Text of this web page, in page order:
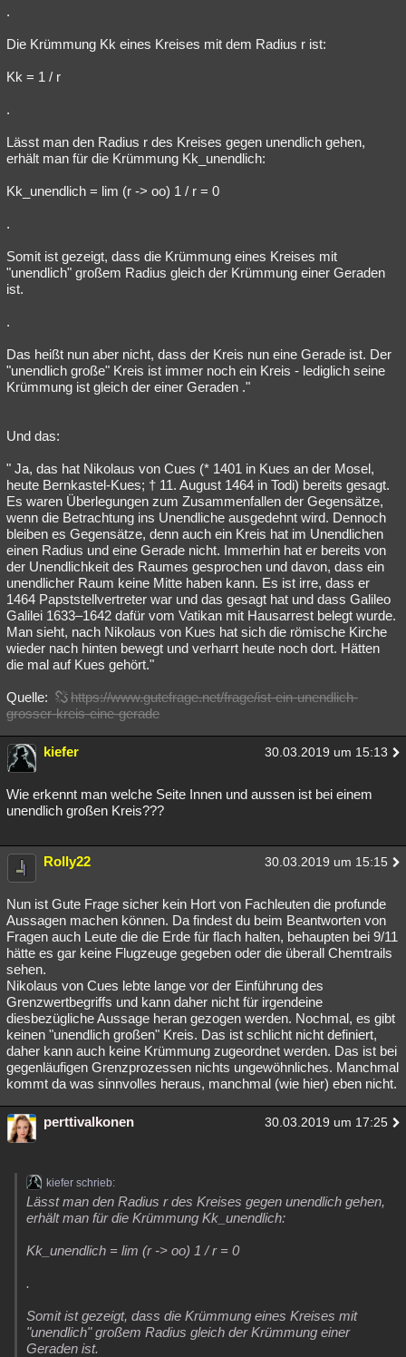
.
Die Krümmung Kk eines Kreises mit dem Radius r ist:
Kk = 1 / r
.
Lässt man den Radius r des Kreises gegen unendlich gehen,
erhält man für die Krümmung Kk_unendlich:
Kk_unendlich = lim (r -> oo) 1 / r = 0
.
Somit ist gezeigt, dass die Krümmung eines Kreises mit
"unendlich" großem Radius gleich der Krümmung einer Geraden
ist.
.
Das heißt nun aber nicht, dass der Kreis nun eine Gerade ist. Der
"unendlich große" Kreis ist immer noch ein Kreis - lediglich seine
Krümmung ist gleich der einer Geraden ."
Und das:
" Ja, das hat Nikolaus von Cues (* 1401 in Kues an der Mosel,
heute Bernkastel-Kues; † 11. August 1464 in Todi) bereits gesagt.
Es waren Überlegungen zum Zusammenfallen der Gegensätze,
wenn die Betrachtung ins Unendliche ausgedehnt wird. Dennoch
bleiben es Gegensätze, denn auch ein Kreis hat im Unendlichen
einen Radius und eine Gerade nicht. Immerhin hat er bereits von
der Unendlichkeit des Raumes gesprochen und davon, dass ein
unendlicher Raum keine Mitte haben kann. Es ist irre, dass er
1464 Papststellvertreter war und das gesagt hat und dass Galileo
Galilei 1633–1642 dafür vom Vatikan mit Hausarrest belegt wurde.
Man sieht, nach Nikolaus von Kues hat sich die römische Kirche
wieder nach hinten bewegt und verharrt heute noch dort. Hätten
die mal auf Kues gehört."
Quelle:
https://www.gutefrage.net/frage/ist-ein-unendlich-
grosser-kreis-eine-gerade
kiefer 30.03.2019 um 15:13
Wie erkennt man welche Seite Innen und aussen ist bei einem
unendlich großen Kreis???
Rolly22 30.03.2019 um 15:15
Nun ist Gute Frage sicher kein Hort von Fachleuten die profunde
Aussagen machen können. Da findest du beim Beantworten von
Fragen auch Leute die die Erde für flach halten, behaupten bei 9/11
hätte es gar keine Flugzeuge gegeben oder die überall Chemtrails
sehen.
Nikolaus von Cues lebte lange vor der Einführung des
Grenzwertbegriffs und kann daher nicht für irgendeine
diesbezügliche Aussage heran gezogen werden. Nochmal, es gibt
keinen "unendlich großen" Kreis. Das ist schlicht nicht definiert,
daher kann auch keine Krümmung zugeordnet werden. Das ist bei
gegenläufigen Grenzprozessen nichts ungewöhnliches. Manchmal
kommt da was sinnvolles heraus, manchmal (wie hier) eben nicht.
perttivalkonen 30.03.2019 um 17:25
kiefer schrieb:
Lässt man den Radius r des Kreises gegen unendlich gehen,
erhält man für die Krümmung Kk_unendlich:
Kk_unendlich = lim (r -> oo) 1 / r = 0
.
Somit ist gezeigt, dass die Krümmung eines Kreises mit
"unendlich" großem Radius gleich der Krümmung einer
Geraden ist.